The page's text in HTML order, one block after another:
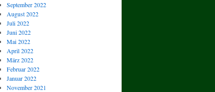
September 2022
August 2022
Juli 2022
Juni 2022
Mai 2022
April 2022
März 2022
Februar 2022
Januar 2022
November 2021